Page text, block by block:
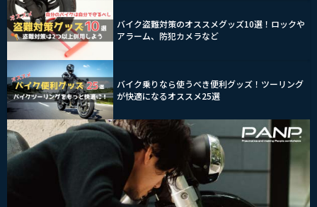
バイク盗難対策のオススメグッズ10選！ロックや
アラーム、防犯カメラなど
バイク乗りなら使うべき便利グッズ！ツーリング
が快適になるオススメ25選